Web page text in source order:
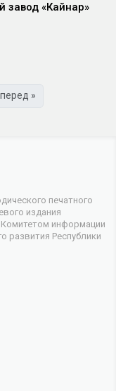
завод «Кайнар»
»
печатного
издания
Комитетом информации
развития Республики